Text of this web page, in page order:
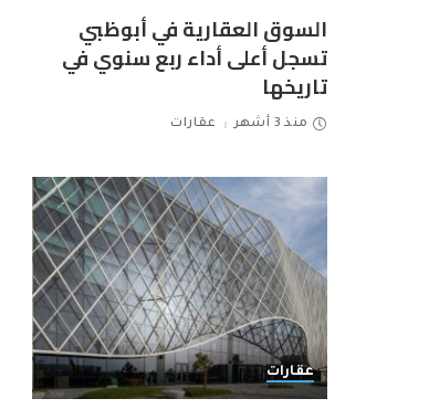
السوق العقارية في أبوظبي
تسجل أعلى أداء ربع سنوي في
تاريخها
منذ 3 أشهر عقارات
عقارات